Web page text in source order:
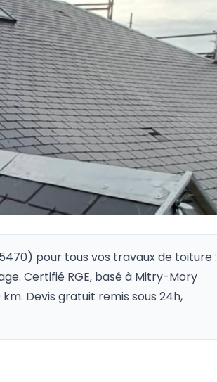
) pour tous vos travaux de toiture :
Certifié RGE, basé à Mitry-Mory
Devis gratuit remis sous 24h,